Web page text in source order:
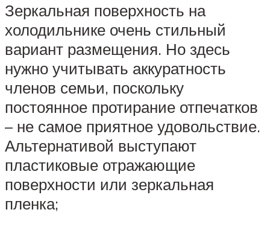
Зеркальная поверхность на
холодильнике очень стильный
вариант размещения. Но здесь
нужно учитывать аккуратность
членов семьи, поскольку
постоянное протирание отпечатков
– не самое приятное удовольствие.
Альтернативой выступают
пластиковые отражающие
поверхности или зеркальная
пленка;